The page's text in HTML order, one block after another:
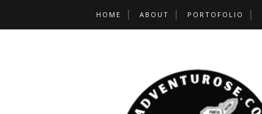
HOME ABOUT PORTOFOLIO